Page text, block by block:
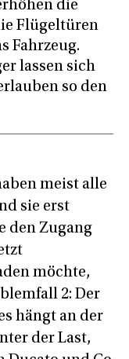
die
Flügeltüren
Fahrzeug.
lassen sich
so den
meist alle
sie erst
den Zugang
möchte,
2: Der
hängt an der
der Last,